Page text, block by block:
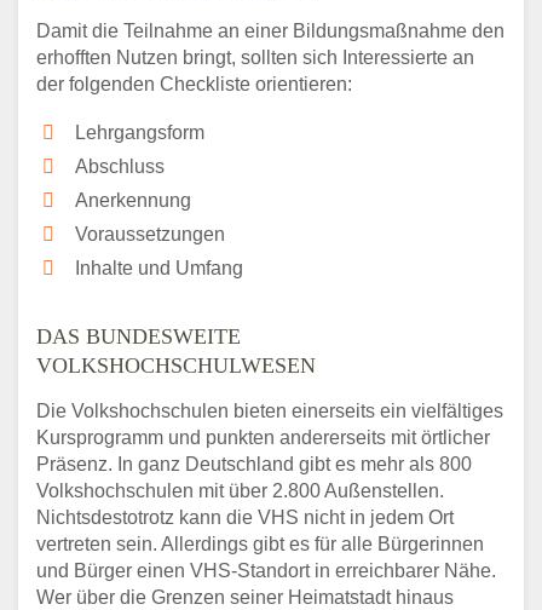
Damit die Teilnahme an einer Bildungsmaßnahme den
erhofften Nutzen bringt, sollten sich Interessierte an
der folgenden Checkliste orientieren:
Lehrgangsform
Abschluss
Anerkennung
Voraussetzungen
Inhalte und Umfang
DAS BUNDESWEITE
VOLKSHOCHSCHULWESEN
Die Volkshochschulen bieten einerseits ein vielfältiges
Kursprogramm und punkten andererseits mit örtlicher
Präsenz. In ganz Deutschland gibt es mehr als 800
Volkshochschulen mit über 2.800 Außenstellen.
Nichtsdestotrotz kann die VHS nicht in jedem Ort
vertreten sein. Allerdings gibt es für alle Bürgerinnen
und Bürger einen VHS-Standort in erreichbarer Nähe.
Wer über die Grenzen seiner Heimatstadt hinaus